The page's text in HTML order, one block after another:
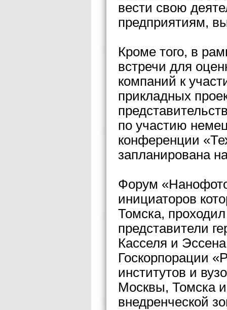
вести свою
предприятиям,
Кроме того, в
встречи для
компаний к
прикладных
по участию
конференции
запланирована
Форум
инициаторов
Томска,
представители
Касселя и
Госкорпорации
институтов и
Москвы, Томска
внедренческой